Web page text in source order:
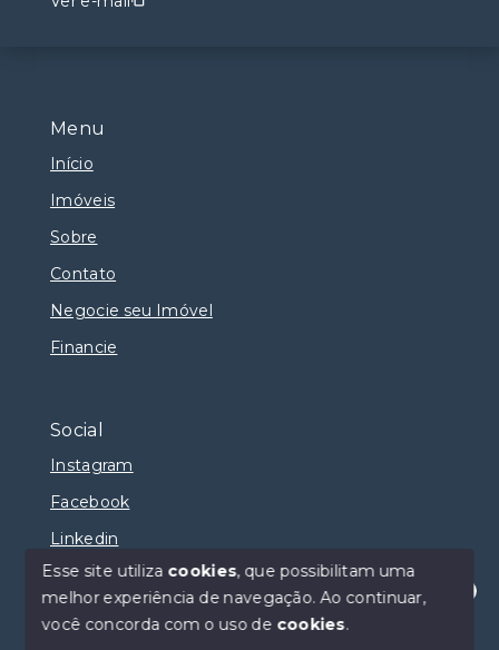
Olá! Estamos disponíveis para te ajudar.
Menu
Início
Imóveis
Sobre
Contato
Negocie seu Imóvel
Financie
Social
Instagram
Facebook
Linkedin
© Copyright 2026 - Selma Sumaya Corretora - Todos
Esse site utiliza cookies, que possibilitam uma
melhor experiência de navegação.Ao continuar,
você concorda com o uso de cookies.